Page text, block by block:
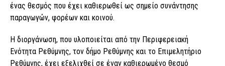
ένας θεσμός που έχει καθιερωθεί ως σημείο συνάντησης
παραγωγών, φορέων και κοινού.
Η διοργάνωση, που υλοποιείται από την Περιφερειακή
Ενότητα Ρεθύμνης, τον δήμο Ρεθύμνης και το Επιμελητήριο
Ρεθύμνης, έχει εξελιχθεί σε έναν καθιερωμένο θεσμό